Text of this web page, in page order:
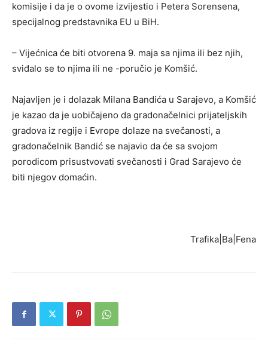
komisije i da je o ovome izvijestio i Petera Sorensena,
specijalnog predstavnika EU u BiH.
– Vijećnica će biti otvorena 9. maja sa njima ili bez njih,
sviđalo se to njima ili ne -poručio je Komšić.
Najavljen je i dolazak Milana Bandića u Sarajevo, a Komšić
je kazao da je uobičajeno da gradonačelnici prijateljskih
gradova iz regije i Evrope dolaze na svečanosti, a
gradonačelnik Bandić se najavio da će sa svojom
porodicom prisustvovati svečanosti i Grad Sarajevo će
biti njegov domaćin.
Trafika|Ba|Fena